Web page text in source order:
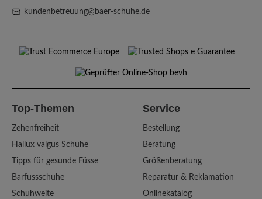
kundenbetreuung@baer-schuhe.de
Top-Themen
Zehenfreiheit
Hallux valgus Schuhe
Tipps für gesunde Füsse
Barfussschuhe
Schuhweite
Service
Bestellung
Beratung
Größenberatung
Reparatur & Reklamation
Onlinekatalog